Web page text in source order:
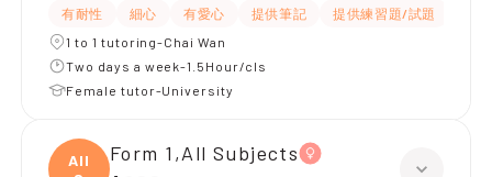
有耐性 細心 有愛心 提供筆記 提供練習題/試題
1 to 1 tutoring-Chai Wan
Two days a week-1.5Hour/cls
Female tutor-University
All
Form 1,All Subjects